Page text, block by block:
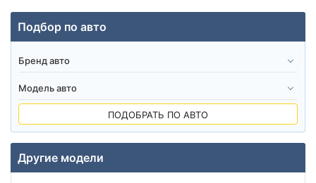
Подбор по авто
ПОДОБРАТЬ ПО АВТО
Другие модели